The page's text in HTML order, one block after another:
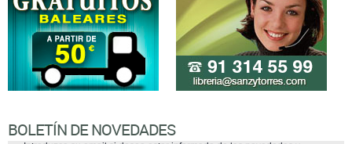
BOLETÍN DE NOVEDADES